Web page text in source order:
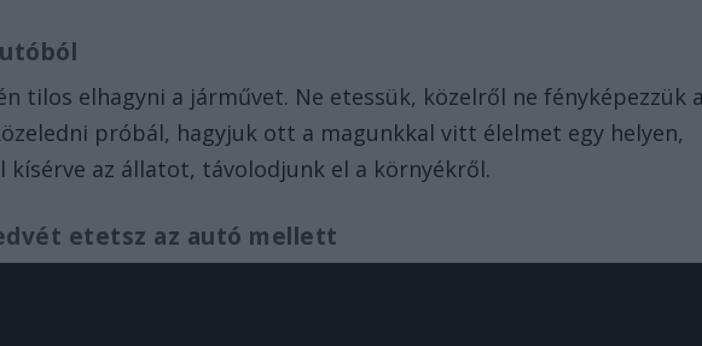
tilos elhagyni a járművet. Ne etessük, közelről ne fényképezzük
próbál, hagyjuk ott a magunkkal vitt élelmet egy helyen,
kísérve az állatot, távolodjunk el a környékről.
etetsz az autó mellett